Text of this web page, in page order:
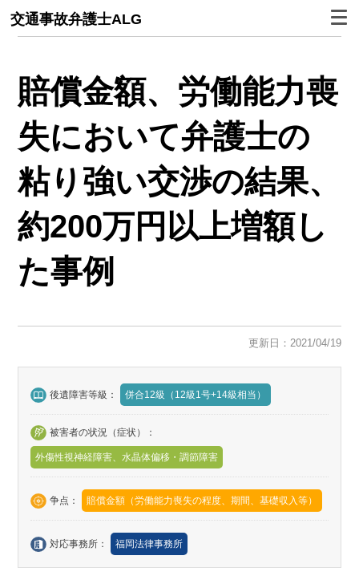
交通事故弁護士ALG
賠償金額、労働能力喪
失において弁護士の
粘り強い交渉の結果、
約200万円以上増額し
た事例
更新日：2021/04/19
後遺障害等級： 併合12級（12級1号+14級相当）
被害者の状況（症状）：
外傷性視神経障害、水晶体偏移・調節障害
争点： 賠償金額（労働能力喪失の程度、期間、基礎収入等）
対応事務所： 福岡法律事務所